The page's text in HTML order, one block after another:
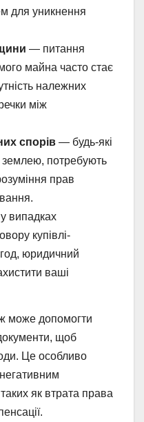
для уникнення
— питання
майна часто стає
належних
між
спорів — будь-які
землею, потребують
прав
випадках
купівлі-
юридичний
ваші
може допомогти
документи, щоб
Це особливо
як втрата права